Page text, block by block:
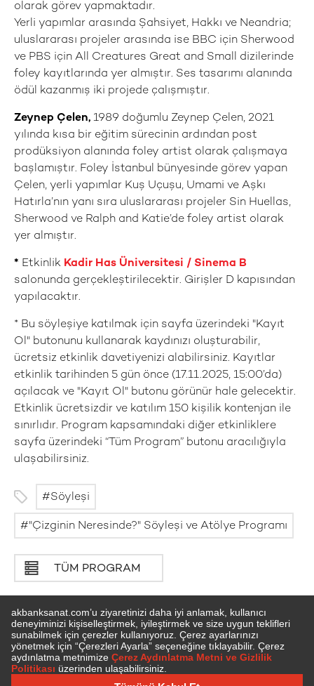
olarak görev yapmaktadır.
Yerli yapımlar arasında Şahsiyet, Hakkı ve Neandria;
uluslararası projeler arasında ise BBC için Sherwood
ve PBS için All Creatures Great and Small dizilerinde
foley kayıtlarında yer almıştır. Ses tasarımı alanında
ödül kazanmış iki projede çalışmıştır.
Zeynep Çelen, 1989 doğumlu Zeynep Çelen, 2021
yılında kısa bir eğitim sürecinin ardından post
prodüksiyon alanında foley artist olarak çalışmaya
başlamıştır. Foley İstanbul bünyesinde görev yapan
Çelen, yerli yapımlar Kuş Uçuşu, Umami ve Aşkı
Hatırla’nın yanı sıra uluslararası projeler Sin Huellas,
Sherwood ve Ralph and Katie’de foley artist olarak
yer almıştır.
* Etkinlik Kadir Has Üniversitesi / Sinema B
salonunda gerçekleştirilecektir. Girişler D kapısından
yapılacaktır.
* Bu söyleşiye katılmak için sayfa üzerindeki "Kayıt
Ol" butonunu kullanarak kaydınızı oluşturabilir,
ücretsiz etkinlik davetiyenizi alabilirsiniz. Kayıtlar
etkinlik tarihinden 5 gün önce (17.11.2025, 15:00’da)
açılacak ve "Kayıt Ol" butonu görünür hale gelecektir.
Etkinlik ücretsizdir ve katılım 150 kişilik kontenjan ile
sınırlıdır. Program kapsamındaki diğer etkinliklere
sayfa üzerindeki “Tüm Program” butonu aracılığıyla
ulaşabilirsiniz.
Söyleşi
"Çizginin Neresinde?" Söyleşi ve Atölye Programı
TÜM PROGRAM